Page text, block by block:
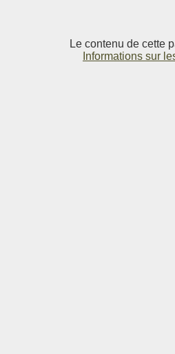
Le contenu de cette
Informations sur